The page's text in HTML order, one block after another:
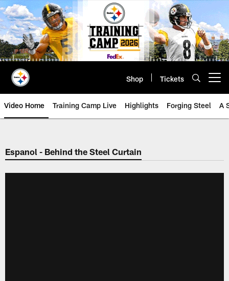
Skip
to
main
content
Shop Tickets
Video Home Training Camp Live Highlights Forging Steel A
Espanol - Behind the Steel Curtain